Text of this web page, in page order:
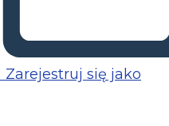
Zarejestruj się jako